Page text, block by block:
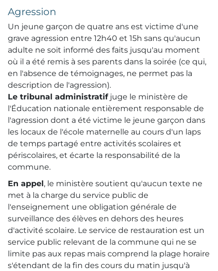
Agression
Un jeune garçon de quatre ans est victime d'une
grave agression entre 12h40 et 15h sans qu'aucun
adulte ne soit informé des faits jusqu'au moment
où il a été remis à ses parents dans la soirée (ce qui,
en l'absence de témoignages, ne permet pas la
description de l'agression).
Le tribunal administratifjuge le ministère de
l'Éducation nationale entièrement responsable de
l'agression dont a été victime le jeune garçon dans
les locaux de l'école maternelle au cours d'un laps
de temps partagé entre activités scolaires et
périscolaires, et écarte la responsabilité de la
commune.
En appel, le ministère soutient qu'aucun texte ne
met à la charge du service public de
l'enseignement une obligation générale de
surveillance des élèves en dehors des heures
d'activité scolaire. Le service de restauration est un
service public relevant de la commune qui ne se
limite pas aux repas mais comprend la plage horaire
s'étendant de la fin des cours du matin jusqu'à